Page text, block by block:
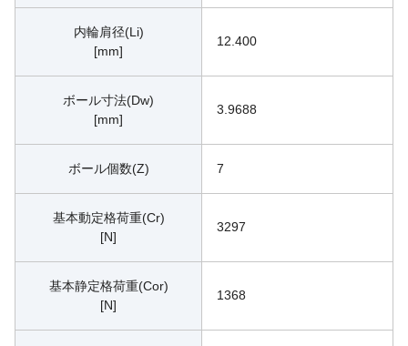
内輪肩径(Li)
[mm]
12.400
ボール寸法(Dw)
[mm]
3.9688
ボール個数(Z) 7
基本動定格荷重(Cr)
[N]
3297
基本静定格荷重(Cor)
[N]
1368